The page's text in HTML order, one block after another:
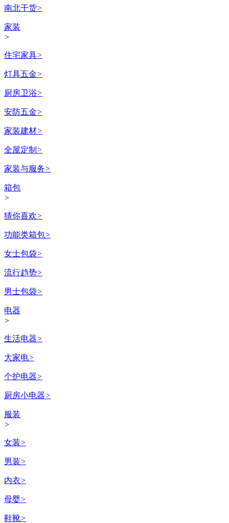
南北干货>
家装
>
住宅家具>
灯具五金>
厨房卫浴>
安防五金>
家装建材>
全屋定制 >
家装与服务>
箱包
>
猜你喜欢>
功能类箱包>
女士包袋>
流行趋势>
男士包袋>
电器
>
生活电器>
大家电>
个护电器>
厨房小电器>
服装
>
女装>
男装>
内衣>
母婴>
鞋靴>